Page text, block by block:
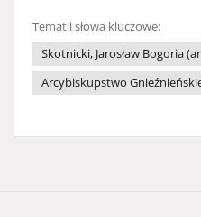
Temat i słowa kluczowe:
Skotnicki, Jarosław Bogoria
Arcybiskupstwo